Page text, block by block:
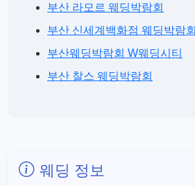
부산 라모르 웨딩박람회
부산 신세계백화점 웨딩박람회
부산웨딩박람회 W웨딩시티
부산 찰스 웨딩박람회
웨딩 정보